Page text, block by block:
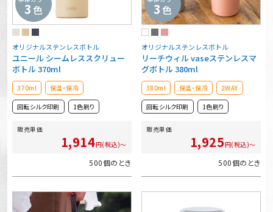
3色
オリジナルステンレスボトル
ユニール シームレススクリュー
ボトル 370ml
370ml 保温・保冷
回転シルク印刷 1色刷り
販売単価
1,914円(税込)～
500個のとき
3色
オリジナルステンレスボトル
リーチウィル vaseステンレスマ
グボトル 380ml
380ml 保温・保冷 2WAY
回転シルク印刷 1色刷り
販売単価
1,925円(税込)～
500個のとき